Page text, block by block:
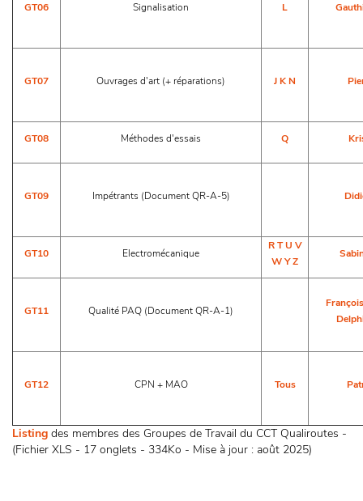
GT06 Signalisation L
GT07 Ouvrages d'art (+ réparations) J K N
GT08 Méthodes d'essais Q
GT09 Impétrants (Document QR-A-5)
GT10 Electromécanique
R T U V
WYZ
GT11 Qualité PAQ (Document QR-A-1)
GT12 CPN + MAO Tous
Listing des membres des Groupes de Travail du CCT Qualiroutes -
(Fichier XLS - 17 onglets - 334Ko - Mise à jour : août 2025)